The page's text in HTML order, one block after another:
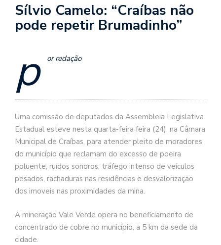
Sílvio Camelo: “Craíbas não
pode repetir Brumadinho”
p or redação
Uma comissão de deputados da Assembleia Legislativa
Estadual esteve nesta quarta-feira feira (24), na Câmara
Municipal de Craíbas, para atender pleito de moradores
do município que reclamam do excesso de poeira
poluente, ruídos sonoros, tráfego intenso de veículos
pesados, rachaduras nas residências e desvalorização
dos imoveis nas proximidades da mina.
A mineração Vale Verde opera no beneficiamento de
concentrado de cobre no município, a 5 km da sede da
cidade.